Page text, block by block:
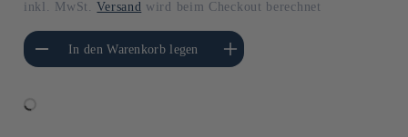
inkl. MwSt.Versand wird beim Checkout berechnet
die Menge für
TitleIn den Warenkorb legen
Erhöhe die Menge für Default
Title